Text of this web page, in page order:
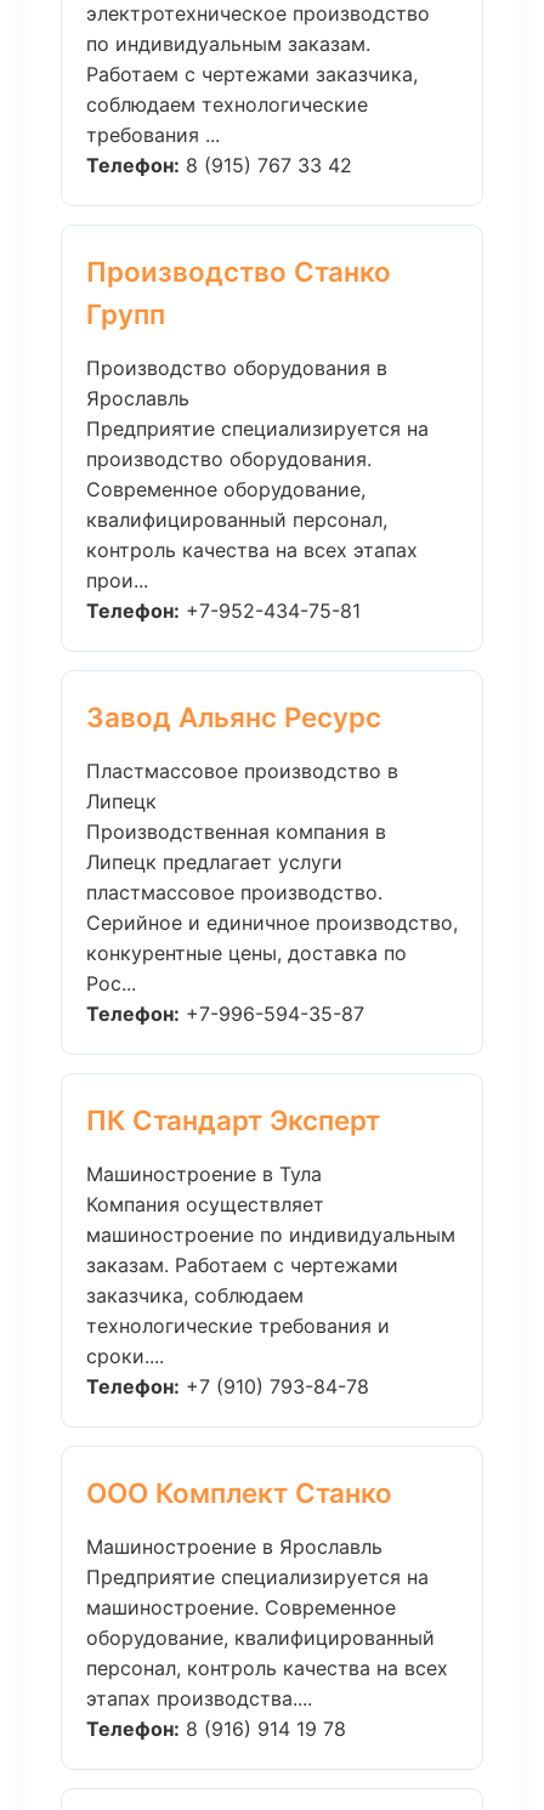
электротехническое производство
по индивидуальным заказам.
Работаем с чертежами заказчика,
соблюдаем технологические
требования ...
Телефон: 8 (915) 767 33 42
Производство Станко
Групп
Производство оборудования в
Ярославль
Предприятие специализируется на
производство оборудования.
Современное оборудование,
квалифицированный персонал,
контроль качества на всех этапах
прои...
Телефон: +7-952-434-75-81
Завод Альянс Ресурс
Пластмассовое производство в
Липецк
Производственная компания в
Липецк предлагает услуги
пластмассовое производство.
Серийное и единичное производство,
конкурентные цены, доставка по
Рос...
Телефон: +7-996-594-35-87
ПК Стандарт Эксперт
Машиностроение в Тула
Компания осуществляет
машиностроение по индивидуальным
заказам. Работаем с чертежами
заказчика, соблюдаем
технологические требования и
сроки....
Телефон: +7 (910) 793-84-78
ООО Комплект Станко
Машиностроение в Ярославль
Предприятие специализируется на
машиностроение. Современное
оборудование, квалифицированный
персонал, контроль качества на всех
этапах производства....
Телефон: 8 (916) 914 19 78